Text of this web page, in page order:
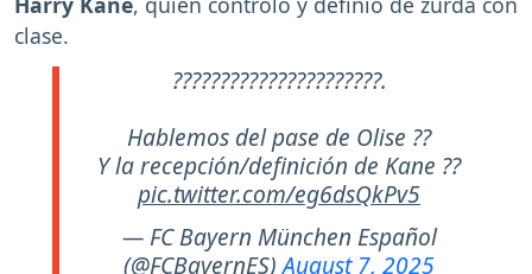
clase.
??????????????????????.
Hablemos del pase de Olise ??
Y la recepción/definición de Kane ??
pic.twitter.com/eg6dsQkPv5
— FC Bayern München Español
(@FCBayernES)August 7, 2025